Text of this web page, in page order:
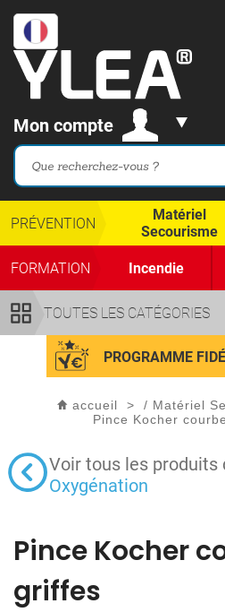
Mon compte
TOUTES LES CATÉGORIES
PRÉVENTION
Matériel
Secourisme
FORMATION Incendie
PROGRAMME
accueil > / Matériel
Pince Kocher
Voir tous les produits
Oxygénation
Pince Kocher
griffes